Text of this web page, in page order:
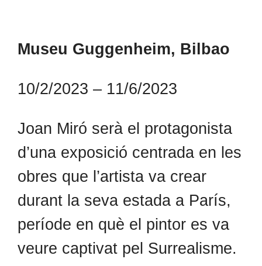
Museu Guggenheim, Bilbao
10/2/2023 – 11/6/2023
Joan Miró serà el protagonista
d’una exposició centrada en les
obres que l’artista va crear
durant la seva estada a París,
període en què el pintor es va
veure captivat pel Surrealisme.